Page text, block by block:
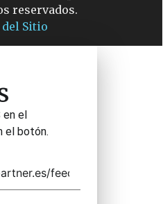
reservados.
del Sitio
en el
el botón.